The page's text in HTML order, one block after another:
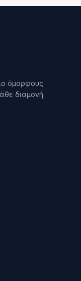
όμορφους
διαμονή.